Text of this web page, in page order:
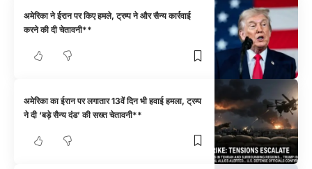
अमेरिका ने ईरान पर किए हमले, ट्रम्प ने और सैन्य कार्रवाई
करने की दी चेतावनी**
अमेरिका का ईरान पर लगातार 13वें दिन भी हवाई हमला, ट्रम्प
ने दी ‘बड़े सैन्य दंड’ की सख्त चेतावनी**